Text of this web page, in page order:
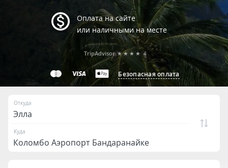
Оплата на сайте
или наличными на месте
Безопасная оплата
TripAdvisor ★★★★ 4
Откуда
Куда